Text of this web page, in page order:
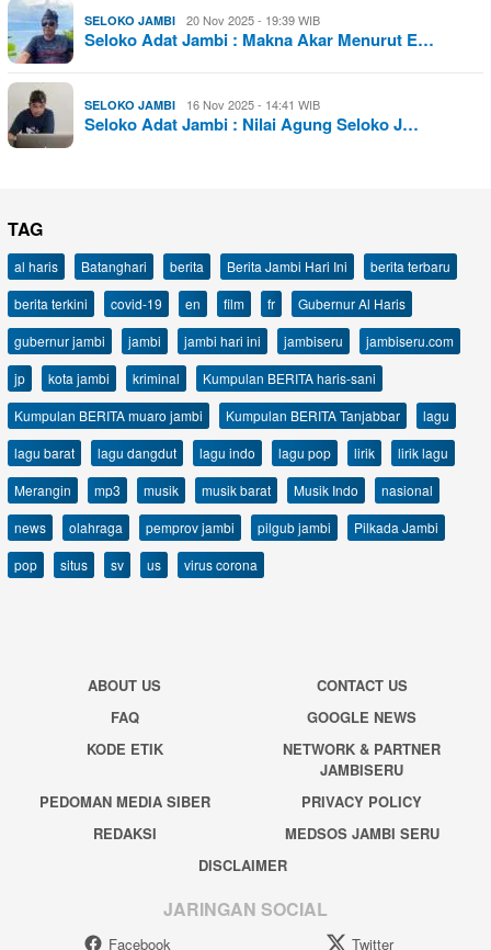
SELOKO JAMBI 20 Nov 2025 - 19:39 WIB
Seloko Adat Jambi : Makna Akar Menurut E…
SELOKO JAMBI 16 Nov 2025 - 14:41 WIB
Seloko Adat Jambi : Nilai Agung Seloko J…
TAG
al haris Batanghari berita Berita Jambi Hari Ini
berita terbaru
berita terkini
covid-19 en film fr
Gubernur Al Haris
gubernur jambi
jambi jambi hari ini jambiseru
jambiseru.com
jp
kota jambi kriminal
Kumpulan BERITA haris-sani
Kumpulan BERITA muaro jambi
Kumpulan BERITA Tanjabbar
lagu
lagu barat
lagu dangdut lagu indo lagu pop lirik
lirik lagu
Merangin
mp3 musik musik barat Musik Indo
nasional
news
olahraga pemprov jambi pilgub jambi
Pilkada Jambi
pop
situs sv us virus corona
ABOUT US
CONTACT US
FAQ
GOOGLE NEWS
KODE ETIK
NETWORK & PARTNER
JAMBISERU
PEDOMAN MEDIA SIBER
PRIVACY POLICY
REDAKSI
MEDSOS JAMBI SERU
DISCLAIMER
JARINGAN SOCIAL
Facebook Twitter